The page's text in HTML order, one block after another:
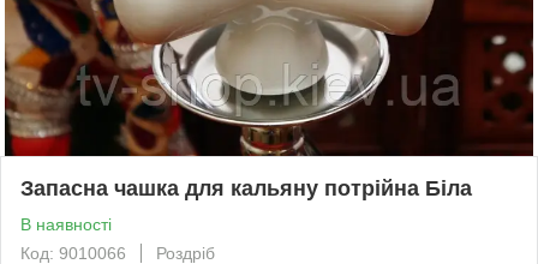
Запасна чашка для кальяну потрійна Біла
В наявності
Код: 9010066
Роздріб